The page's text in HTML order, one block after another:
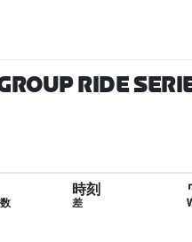
RIDE
時刻
差